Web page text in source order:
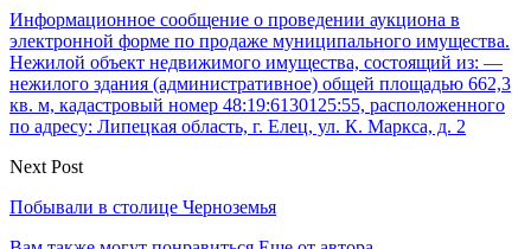
Информационное сообщение о проведении аукциона в
электронной форме по продаже муниципального имущества.
Нежилой объект недвижимого имущества, состоящий из: —
нежилого здания (административное) общей площадью 662,3
кв. м, кадастровый номер 48:19:6130125:55, расположенного
по адресу: Липецкая область, г. Елец, ул. К. Маркса, д. 2
Next Post
Побывали в столице Черноземья